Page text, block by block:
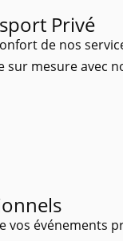
Privé
de nos
sur mesure avec
vos